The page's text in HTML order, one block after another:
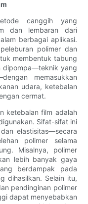
canggih yang
dan lembaran dari
berbagai aplikasi.
polimer dan
membentuk tabung
dipompa—teknik yang
memasukkan
udara, ketebalan
cermat.
ketebalan film adalah
Sifat-sifat ini
elastisitas—secara
polimer selama
Misalnya, polimer
lebih banyak gaya
berdampak pada
dihasilkan. Selain itu,
pendinginan polimer
dapat menyebabkan